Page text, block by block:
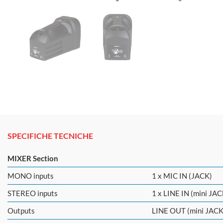
SPECIFICHE TECNICHE
MIXER Section
MONO inputs
1 x MIC IN (JACK)
STEREO inputs
1 x LINE IN (mini
Outputs
LINE OUT (mini